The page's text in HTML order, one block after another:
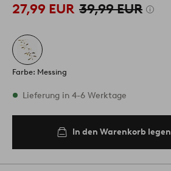
27,99 EUR 39,99 EUR
Farbe: Messing
Vorrätig
Lieferung in 4-6 Werktage
In den Warenkorb legen